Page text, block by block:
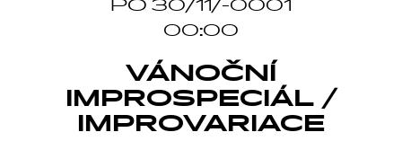
PO 30/11/-0001
00:00
VÁNOČNÍ
IMPROSPECIÁL /
IMPROVARIACE